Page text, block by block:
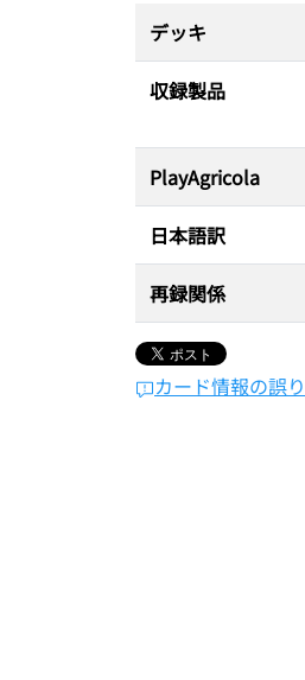
デッキ
収録製品
PlayAgricola
日本語訳
再録関係
カード情報の誤